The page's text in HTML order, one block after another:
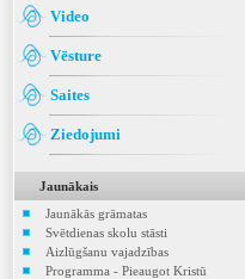
Video
Vēsture
Saites
Ziedojumi
Jaunākais
Jaunākās grāmatas
Svētdienas skolu stāsti
Aizlūgšanu vajadzības
Programma - Pieaugot Kristū